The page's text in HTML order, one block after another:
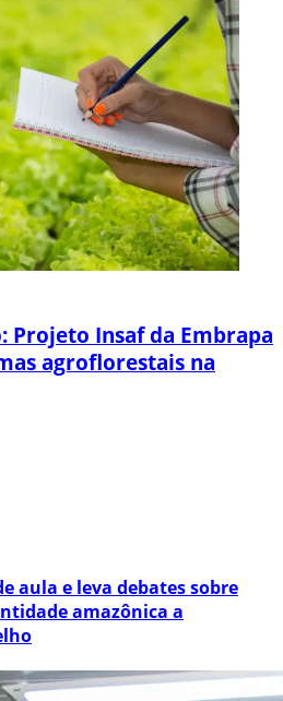
Projeto Insaf da Embrapa
agroflorestais na
aula e leva debates sobre
amazônica a